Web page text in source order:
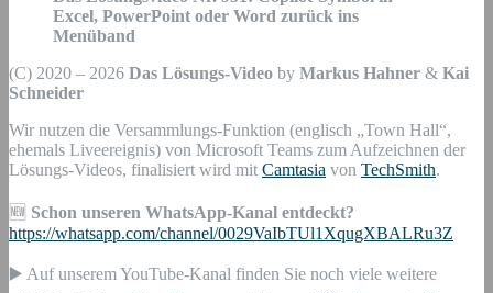
Excel, PowerPoint oder Word zurück ins
Menüband
(C) 2020 – 2026 Das Lösungs-Video by Markus Hahner & Kai
Schneider
Wir nutzen die Versammlungs-Funktion (englisch „Town Hall“,
ehemals Liveereignis) von Microsoft Teams zum Aufzeichnen der
Lösungs-Videos, finalisiert wird mit Camtasia von TechSmith.
🆕 Schon unseren WhatsApp-Kanal entdeckt?
https://whatsapp.com/channel/0029VaIbTUl1XqugXBALRu3Z
▶️ Auf unserem YouTube-Kanal finden Sie noch viele weitere